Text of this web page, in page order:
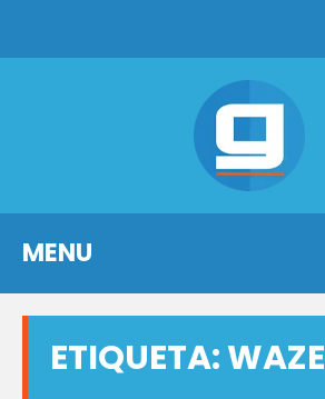
MENU
ETIQUETA:WAZE